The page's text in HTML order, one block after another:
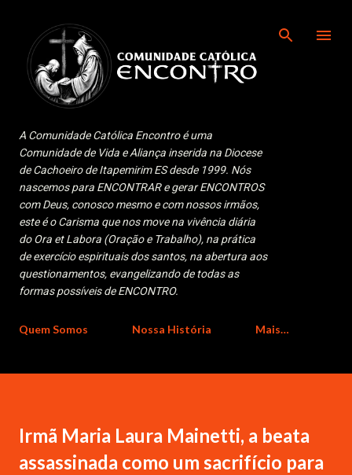
A Comunidade Católica Encontro é uma
Comunidade de Vida e Aliança inserida na Diocese
de Cachoeiro de Itapemirim ES desde 1999. Nós
nascemos para ENCONTRAR e gerar ENCONTROS
com Deus, conosco mesmo e com nossos irmãos,
este é o Carisma que nos move na vivência diária
do Ora et Labora (Oração e Trabalho), na prática
de exercício espirituais dos santos, na abertura aos
questionamentos, evangelizando de todas as
formas possíveis de ENCONTRO.
Quem Somos Nossa História Mais…
Irmã Maria Laura Mainetti, a beata
assassinada como um sacrifício para